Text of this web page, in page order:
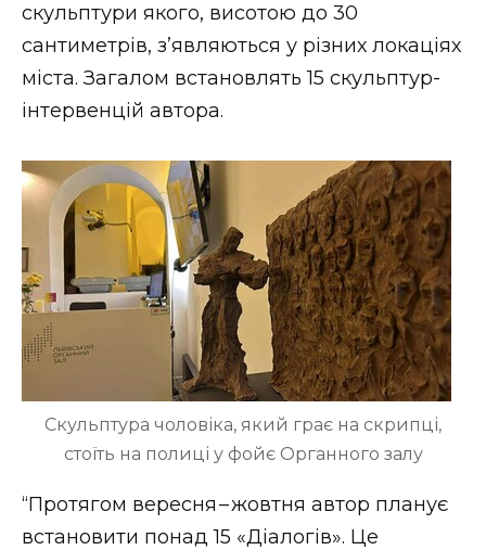
ЗАКАРПАТСЬКІ НОВИНИ
НОВИНИ ЗАХІДНОЇ УКРАЇНИ
ФОТО
ВІДЕО
скульптури якого, висотою до 30
сантиметрів, з’являються у різних локаціях
міста. Загалом встановлять 15 скульптур-
інтервенцій автора.
Скульптура чоловіка, який грає на скрипці,
стоїть на полиці у фойє Органного залу
“Протягом вересня – жовтня автор планує
встановити понад 15 «Діалогів». Це